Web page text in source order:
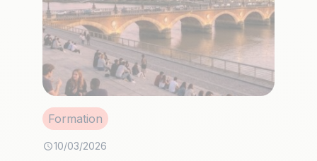
Formation
10/03/2026